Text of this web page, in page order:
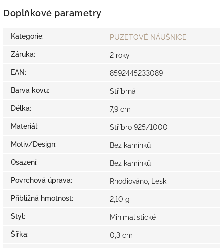
Doplňkové parametry
Kategorie: PUZETOVÉ NÁUŠNICE
Záruka: 2 roky
EAN: 8592445233089
Barva kovu: Stříbrná
Délka: 7,9 cm
Materiál: Stříbro 925/1000
Motiv/Design: Bez kamínků
Osazení: Bez kamínků
Povrchová úprava: Rhodiováno, Lesk
Přibližná hmotnost: 2,10 g
Styl: Minimalistické
Šířka: 0,3 cm